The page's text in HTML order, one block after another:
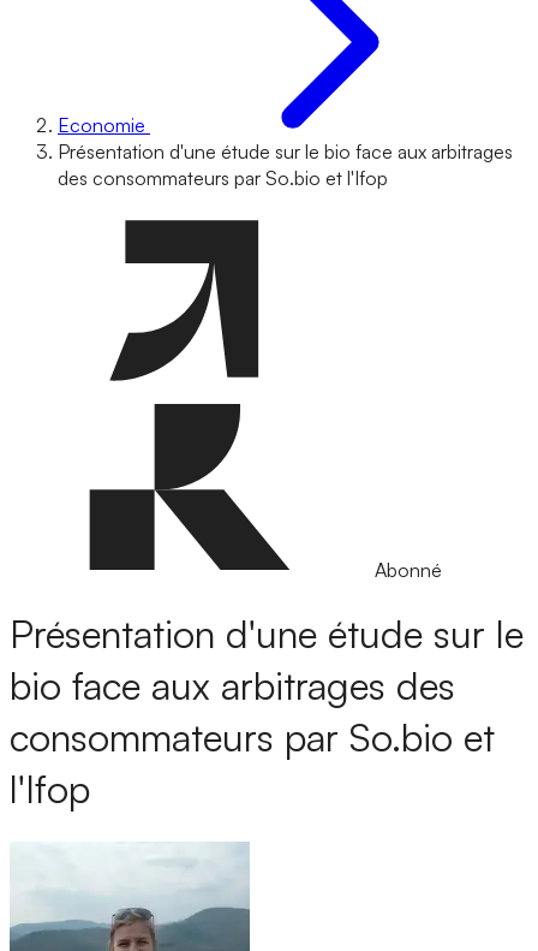
Economie
Présentation d'une étude sur le bio face aux arbitrages
des consommateurs par So.bio et l'Ifop
Abonné
Présentation d'une étude sur le
bio face aux arbitrages des
consommateurs par So.bio et
l'Ifop